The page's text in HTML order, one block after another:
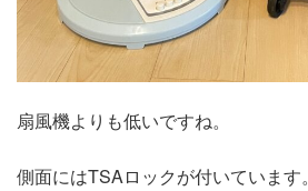
扇風機よりも低いですね。
側面にはTSAロックが付いています。